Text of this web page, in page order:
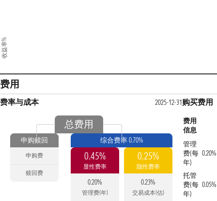
收益率%
费用
费率与成本 2025-12-31
总费用
申购赎回
申购费
赎回费
综合费率 0.70%
0.45%
显性费率
0.20%
管理费(年)
0.25%
隐性费率
0.23%
交易成本(估)
购买费用
费用
信息
管理
费(每
年)
0.20%
托管
费(每
年)
0.05%